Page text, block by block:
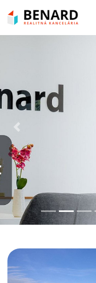
Previous